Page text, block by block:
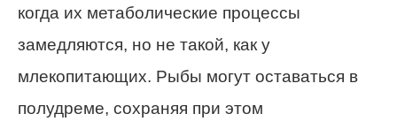
когда их метаболические процессы
замедляются, но не такой, как у
млекопитающих. Рыбы могут оставаться в
полудреме, сохраняя при этом